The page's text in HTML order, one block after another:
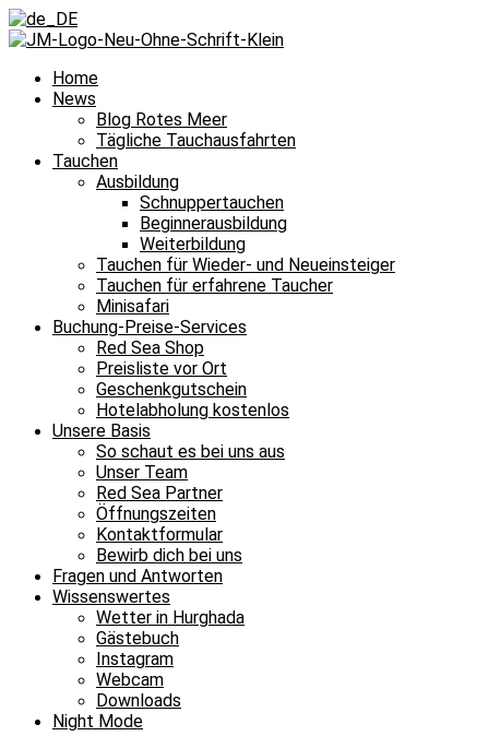
Home
News
Blog Rotes Meer
Tägliche Tauchausfahrten
Tauchen
Ausbildung
Schnuppertauchen
Beginnerausbildung
Weiterbildung
Tauchen für Wieder- und Neueinsteiger
Tauchen für erfahrene Taucher
Minisafari
Buchung-Preise-Services
Red Sea Shop
Preisliste vor Ort
Geschenkgutschein
Hotelabholung kostenlos
Unsere Basis
So schaut es bei uns aus
Unser Team
Red Sea Partner
Öffnungszeiten
Kontaktformular
Bewirb dich bei uns
Fragen und Antworten
Wissenswertes
Wetter in Hurghada
Gästebuch
Instagram
Webcam
Downloads
Night Mode